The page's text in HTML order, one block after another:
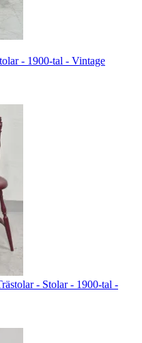
- 1900-tal - Vintage
- Stolar - 1900-tal -